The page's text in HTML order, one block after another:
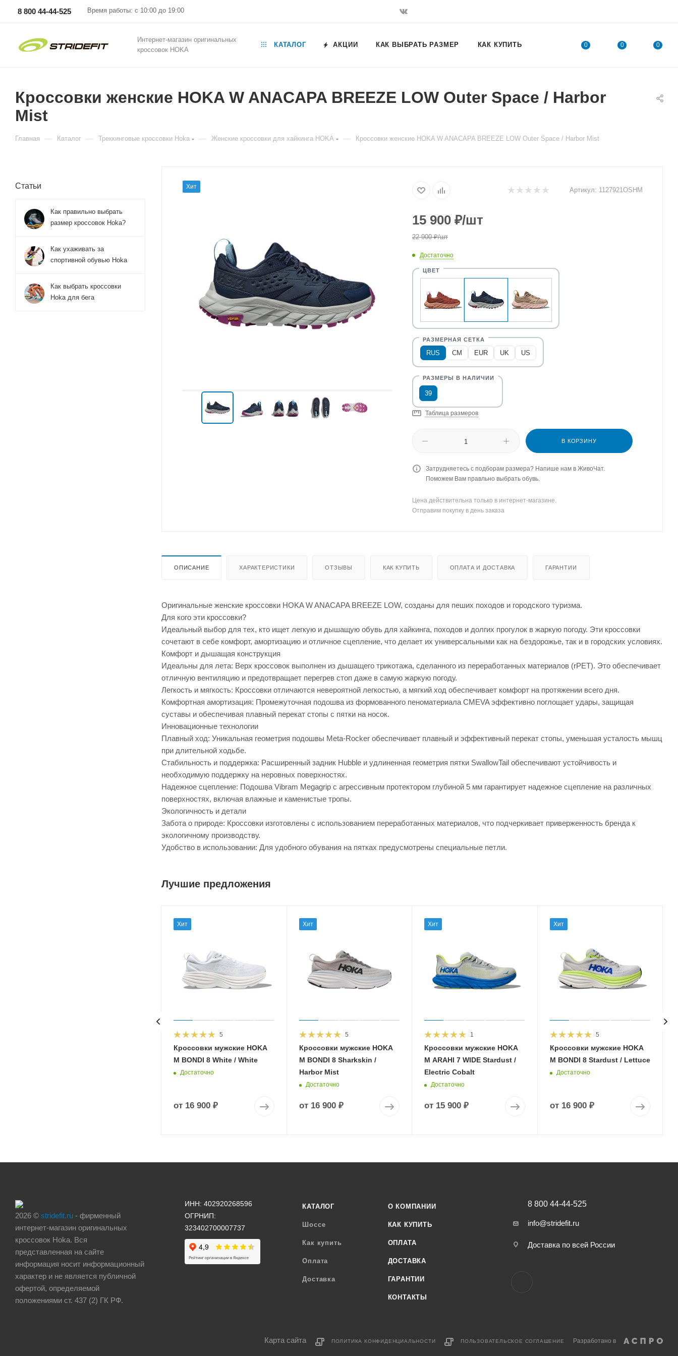
8 800 44-44-525 Время работы: с 10:00 до 19:00
0 0 0
Интернет-магазин оригинальных
кроссовок HOKA
КАТАЛОГ АКЦИИ КАК ВЫБРАТЬ РАЗМЕР КАК КУПИТЬ
Кроссовки женские HOKA W ANACAPA BREEZE LOW Outer Space / Harbor
Mist
Главная — Каталог — Треккинговые кроссовки Hoka — Женские кроссовки для хайкинга HOKA — Кроссовки женские HOKA W ANACAPA BREEZE LOW Outer Space / Harbor Mist
Хит Артикул: 1127921OSHM
15 900 ₽/шт
22 900₽/шт
Достаточно
RUS CM EUR UK US
39
Таблица размеров
В КОРЗИНУ
Затрудняетесь с подборам размера? Напише нам в ЖивоЧат.
Поможем Вам правльно выбрать обувь.
Цена действительна только в интернет-магазине.
Отправим покупку в день заказа
ОПИСАНИЕ ХАРАКТЕРИСТИКИ ОТЗЫВЫ КАК КУПИТЬ ОПЛАТА И ДОСТАВКА ГАРАНТИИ
Оригинальные женские кроссовки HOKA W ANACAPA BREEZE LOW, созданы для пеших походов и городского туризма.
Для кого эти кроссовки?
Идеальный выбор для тех, кто ищет легкую и дышащую обувь для хайкинга, походов и долгих прогулок в жаркую погоду. Эти кроссовки
сочетают в себе комфорт, амортизацию и отличное сцепление, что делает их универсальными как на бездорожье, так и в городских условиях.
Комфорт и дышащая конструкция
Идеальны для лета: Верх кроссовок выполнен из дышащего трикотажа, сделанного из переработанных материалов (rPET). Это обеспечивает
отличную вентиляцию и предотвращает перегрев стоп даже в самую жаркую погоду.
Легкость и мягкость: Кроссовки отличаются невероятной легкостью, а мягкий ход обеспечивает комфорт на протяжении всего дня.
Комфортная амортизация: Промежуточная подошва из формованного пеноматериала CMEVA эффективно поглощает удары, защищая
суставы и обеспечивая плавный перекат стопы с пятки на носок.
Инновационные технологии
Плавный ход: Уникальная геометрия подошвы Meta-Rocker обеспечивает плавный и эффективный перекат стопы, уменьшая усталость мышц
при длительной ходьбе.
Стабильность и поддержка: Расширенный задник Hubble и удлиненная геометрия пятки SwallowTail обеспечивают устойчивость и
необходимую поддержку на неровных поверхностях.
Надежное сцепление: Подошва Vibram Megagrip с агрессивным протектором глубиной 5 мм гарантирует надежное сцепление на различных
поверхностях, включая влажные и каменистые тропы.
Экологичность и детали
Забота о природе: Кроссовки изготовлены с использованием переработанных материалов, что подчеркивает приверженность бренда к
экологичному производству.
Удобство в использовании: Для удобного обувания на пятках предусмотрены специальные петли.
Лучшие предложения
Хит
5
Кроссовки мужские HOKA
M BONDI 8 White / White
Достаточно
от 16 900 ₽
Хит
5
Кроссовки мужские HOKA
M BONDI 8 Sharkskin /
Harbor Mist
Достаточно
от 16 900 ₽
Хит
1
Кроссовки мужские HOKA
M ARAHI 7 WIDE Stardust /
Electric Cobalt
Достаточно
от 15 900 ₽
Хит
5
Кроссовки мужские HOKA
M BONDI 8 Stardust / Lettuce
Достаточно
от 16 900 ₽
Статьи
Как правильно выбрать
размер кроссовок Hoka?
Как ухаживать за
спортивной обувью Hoka
Как выбрать кроссовки
Hoka для бега
2026 © stridefit.ru - фирменный
интернет-магазин оригинальных
кроссовок Hoka. Вся
представленная на сайте
информация носит информационный
характер и не является публичной
офертой, определяемой
положениями ст. 437 (2) ГК РФ.
ИНН: 402920268596
ОГРНИП:
323402700007737
КАТАЛОГ
Шоссе
Как купить
Оплата
Доставка
О КОМПАНИИ
КАК КУПИТЬ
ОПЛАТА
ДОСТАВКА
ГАРАНТИИ
КОНТАКТЫ
8 800 44-44-525
info@stridefit.ru
Доставка по всей России
Карта сайта ПОЛИТИКА КОНФИДЕНЦИАЛЬНОСТИ ПОЛЬЗОВАТЕЛЬСКОЕ СОГЛАШЕНИЕ Разработано в